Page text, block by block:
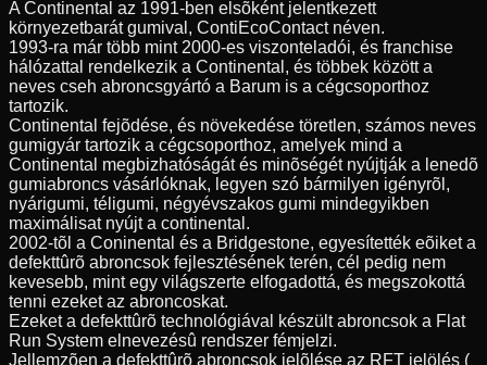
A Continental az 1991-ben elsõként jelentkezett
környezetbarát gumival, ContiEcoContact néven.
1993-ra már több mint 2000-es viszonteladói, és franchise
hálózattal rendelkezik a Continental, és többek között a
neves cseh abroncsgyártó a Barum is a cégcsoporthoz
tartozik.
Continental fejõdése, és növekedése töretlen, számos neves
gumigyár tartozik a cégcsoporthoz, amelyek mind a
Continental megbizhatóságát és minõségét nyújtják a lenedõ
gumiabroncs vásárlóknak, legyen szó bármilyen igényrõl,
nyárigumi, téligumi, négyévszakos gumi mindegyikben
maximálisat nyújt a continental.
2002-tõl a Coninental és a Bridgestone, egyesítették eõiket a
defekttûrõ abroncsok fejlesztésének terén, cél pedig nem
kevesebb, mint egy világszerte elfogadottá, és megszokottá
tenni ezeket az abroncoskat.
Ezeket a defekttûrõ technológiával készült abroncsok a Flat
Run System elnevezésû rendszer fémjelzi.
Jellemzõen a defekttûrõ abroncsok jelõlése az RFT jelölés (